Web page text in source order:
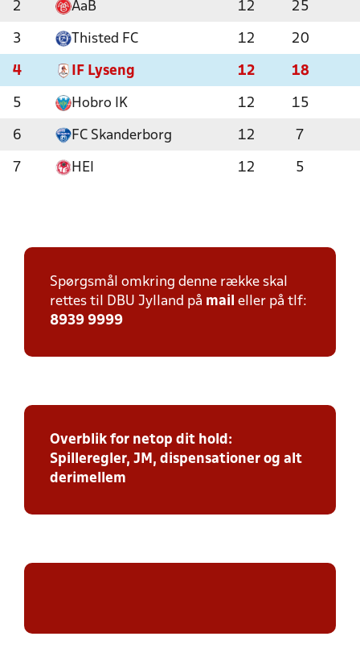
2 AaB 12 25
3 Thisted FC 12 20
4 IF Lyseng 12 18
5 Hobro IK 12 15
6 FC Skanderborg 12 7
7 HEI 12 5
Spørgsmål omkring denne række skal
rettes til DBU Jylland på mail eller på tlf:
8939 9999
Overblik for netop dit hold:
Spilleregler, JM, dispensationer og alt
derimellem